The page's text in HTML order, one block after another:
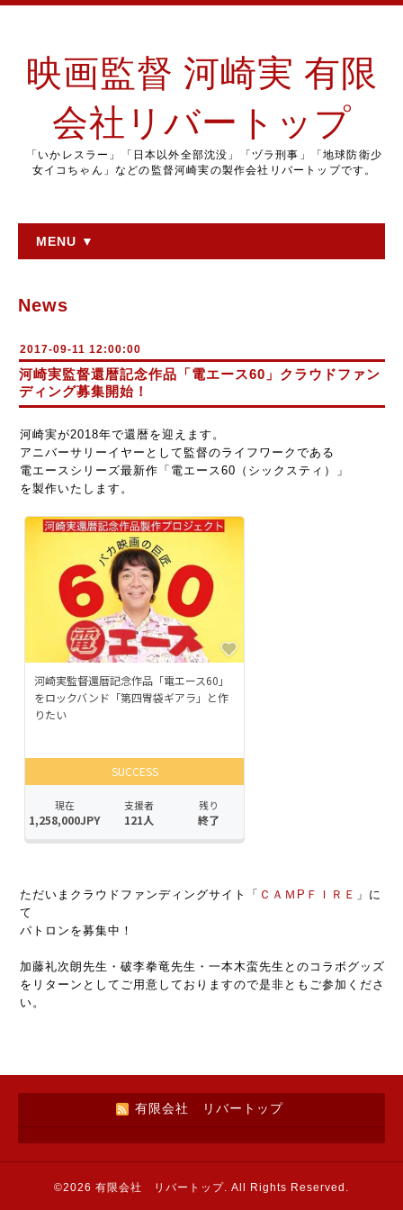
映画監督 河崎実 有限
会社リバートップ
「いかレスラー」「日本以外全部沈没」「ヅラ刑事」「地球防衛少
女イコちゃん」などの監督河崎実の製作会社リバートップです。
MENU ▼
News
2017-09-11 12:00:00
河崎実監督還暦記念作品「電エース60」クラウドファン
ディング募集開始！
河崎実が2018年で還暦を迎えます。
アニバーサリーイヤーとして監督のライフワークである
電エースシリーズ最新作「電エース60（シックスティ）」
を製作いたします。
ただいまクラウドファンディングサイト「 ＣＡＭPＦＩＲＥ 」に
て
パトロンを募集中！
加藤礼次朗先生・破李拳竜先生・一本木蛮先生とのコラボグッズ
をリターンとしてご用意しておりますので是非ともご参加くださ
い。
有限会社 リバートップ
©2026 有限会社 リバートップ. All Rights Reserved.